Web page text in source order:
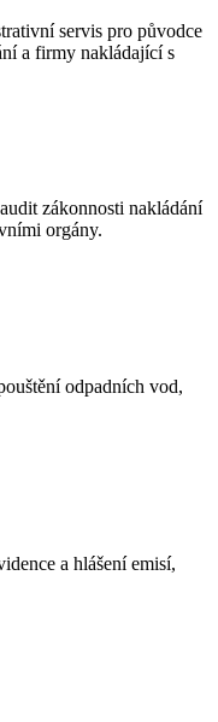
servis pro původce
a firmy nakládající s
zákonnosti nakládání
orgány.
odpadních vod,
a hlášení emisí,